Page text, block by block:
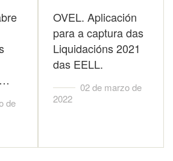
de
OVEL. Aplicación
para a captura das
Liquidacións 2021
das EELL.
02 de marzo de
2022